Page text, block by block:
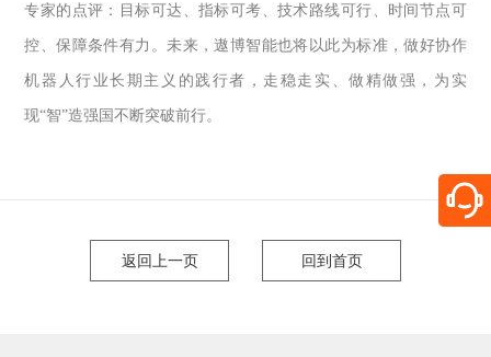
专家的点评：目标可达、指标可考、技术路线可行、时间节点可
控、保障条件有力。未来，遨博智能也将以此为标准，做好协作
机器人行业长期主义的践行者，走稳走实、做精做强，为实
现“智”造强国不断突破前行。
返回上一页 回到首页